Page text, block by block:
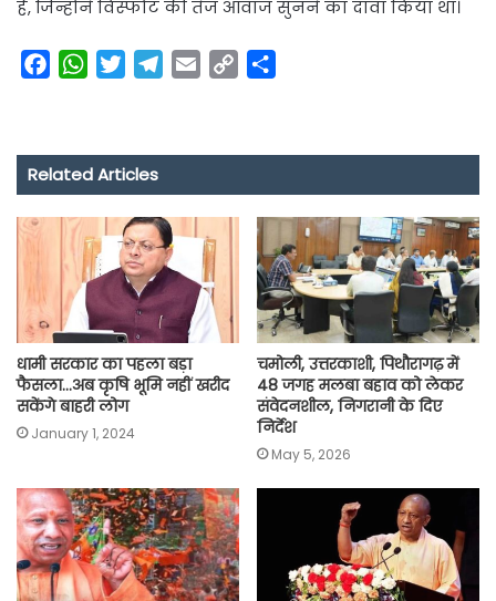
हैं, जिन्होंने विस्फोट की तेज आवाज सुनने का दावा किया था।
e
b
W
t
s
p
p
t
t
r
e
a
m
i
y
r
Related Articles
धामी सरकार का पहला बड़ा
फैसला…अब कृषि भूमि नहीं खरीद
सकेंगे बाहरी लोग
January 1, 2024
चमोली, उत्तरकाशी, पिथौरागढ़ में
48 जगह मलबा बहाव को लेकर
संवेदनशील, निगरानी के दिए
निर्देश
May 5, 2026